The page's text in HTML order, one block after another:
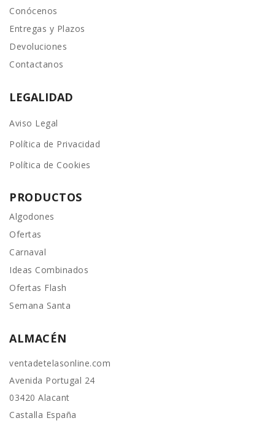
Conócenos
Entregas y Plazos
Devoluciones
Contactanos
LEGALIDAD
Aviso Legal
Política de Privacidad
Política de Cookies
PRODUCTOS
Algodones
Ofertas
Carnaval
Ideas Combinados
Ofertas Flash
Semana Santa
ALMACÉN
ventadetelasonline.com
Avenida Portugal 24
03420 Alacant
Castalla España